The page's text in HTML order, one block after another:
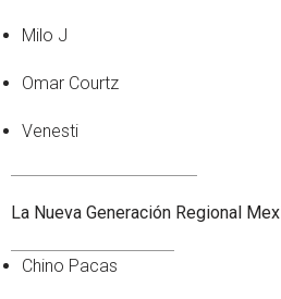
Milo J
Omar Courtz
Venesti
La Nueva Generación Regional
Chino Pacas